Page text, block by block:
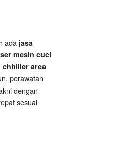
ada jasa
mesin cuci
chhiller area
perawatan
dengan
sesuai